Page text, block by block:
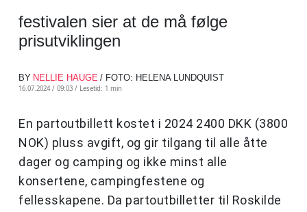
festivalen sier at de må følge
prisutviklingen
BY NELLIE HAUGE / FOTO: HELENA LUNDQUIST
16.07.2024 / 09:03 / Lesetid: 1 min
En partoutbillett kostet i 2024 2400 DKK (3800
NOK) pluss avgift, og gir tilgang til alle åtte
dager og camping og ikke minst alle
konsertene, campingfestene og
fellesskapene. Da partoutbilletter til Roskilde